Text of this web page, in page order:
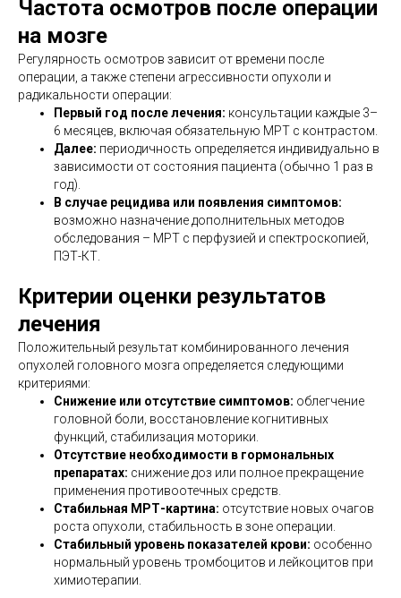
Частота осмотров после операции
на мозге
Регулярность осмотров зависит от времени после
операции, а также степени агрессивности опухоли и
радикальности операции:
Первый год после лечения: консультации каждые 3–
6 месяцев, включая обязательную МРТ с контрастом.
Далее: периодичность определяется индивидуально в
зависимости от состояния пациента (обычно 1 раз в
год).
В случае рецидива или появления симптомов:
возможно назначение дополнительных методов
обследования – МРТ с перфузией и спектроскопией,
ПЭТ-КТ.
Критерии оценки результатов
лечения
Положительный результат комбинированного лечения
опухолей головного мозга определяется следующими
критериями:
Снижение или отсутствие симптомов: облегчение
головной боли, восстановление когнитивных
функций, стабилизация моторики.
Отсутствие необходимости в гормональных
препаратах: снижение доз или полное прекращение
применения противоотечных средств.
Стабильная МРТ-картина: отсутствие новых очагов
роста опухоли, стабильность в зоне операции.
Стабильный уровень показателей крови: особенно
нормальный уровень тромбоцитов и лейкоцитов при
химиотерапии.